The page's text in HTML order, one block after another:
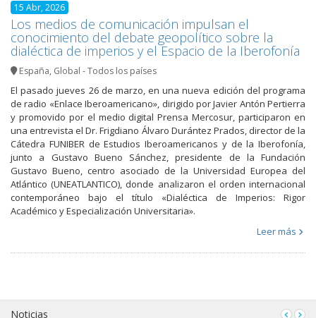
15 Abr, 2026
Los medios de comunicación impulsan el
conocimiento del debate geopolítico sobre la
dialéctica de imperios y el Espacio de la Iberofonía
España, Global - Todos los países
El pasado jueves 26 de marzo, en una nueva edición del programa
de radio «Enlace Iberoamericano», dirigido por Javier Antón Pertierra
y promovido por el medio digital Prensa Mercosur, participaron en
una entrevista el Dr. Frigdiano Álvaro Durántez Prados, director de la
Cátedra FUNIBER de Estudios Iberoamericanos y de la Iberofonía,
junto a Gustavo Bueno Sánchez, presidente de la Fundación
Gustavo Bueno, centro asociado de la Universidad Europea del
Atlántico (UNEATLANTICO), donde analizaron el orden internacional
contemporáneo bajo el título «Dialéctica de Imperios: Rigor
Académico y Especialización Universitaria».
Leer más
Noticias